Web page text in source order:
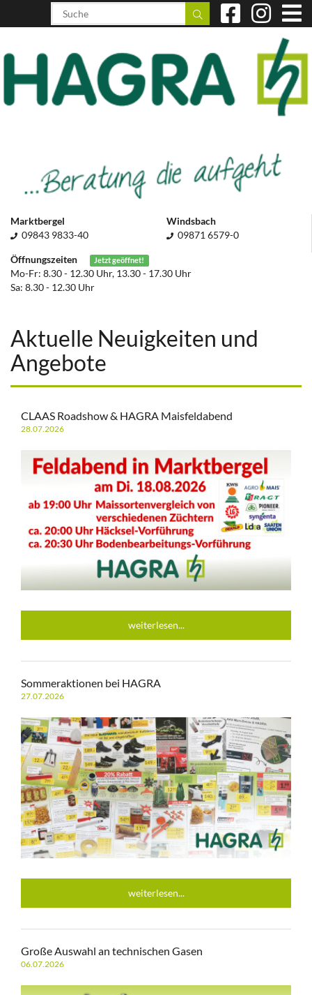
Marktbergel
09843 9833-40
Windsbach
09871 6579-0
Öffnungszeiten Jetzt geöffnet!
Mo-Fr: 8.30 - 12.30 Uhr, 13.30 - 17.30 Uhr
Sa: 8.30 - 12.30 Uhr
Aktuelle Neuigkeiten und
Angebote
CLAAS Roadshow & HAGRA Maisfeldabend
28.07.2026
weiterlesen...
Sommeraktionen bei HAGRA
27.07.2026
weiterlesen...
Große Auswahl an technischen Gasen
06.07.2026